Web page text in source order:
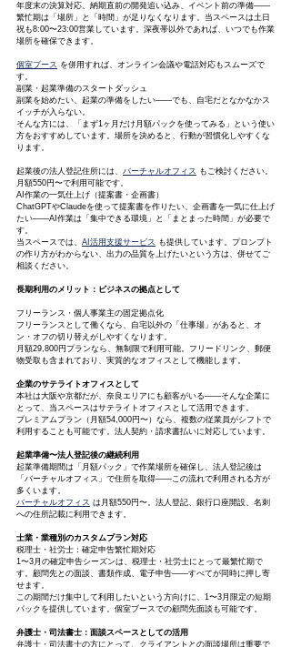
年度末の決算対応、納期直前の開発追い込み、イベント前の準備——
繁忙期は「場所」と「時間」が足りなくなります。当スペースは土日
祝も8:00〜23:00営業しています。深夜帯以外であれば、いつでも作業
場所を確保できます。
個室ブース を併用すれば、オンライン会議や電話対応もスムーズで
す。
副業・起業準備のスタートダッシュ
副業を始めたい、起業の準備をしたい——でも、自宅だとなかなかス
イッチが入らない。
そんな方には、「まず1ヶ月だけ月額パックを使ってみる」という使い
方をおすすめしています。場所を決めると、行動が習慣化しやすくな
ります。
起業後の法人登記住所には、 バーチャルオフィス もご検討ください。
月額550円〜で利用可能です。
AI作業の一気仕上げ（提案書・企画書）
ChatGPTやClaudeを使って提案書を作りたい、企画書を一気に仕上げ
たい——AI作業は「集中できる環境」と「まとまった時間」が必要で
す。
当スペースでは、 AI活用支援サービス も提供しています。プロンプト
の作り方がわからない、出力の品質を上げたいという方は、併せてご
相談ください。
長期利用のメリット：ビジネスの拠点として
フリーランス・個人事業主の固定拠点化
フリーランスとして働くなら、自宅以外の「仕事場」があると、オ
ン・オフの切り替えがしやすくなります。
月額29,800円プランなら、無制限で利用可能。フリードリンク、郵便
物受取も含まれており、実質的なオフィスとして機能します。
企業のサテライトオフィスとして
本社は大阪や京都だが、奈良エリアにも顧客がいる——そんな企業に
とって、当スペースはサテライトオフィスとして活用できます。
プレミアムプラン（月額54,000円〜）なら、複数の従業員がシフトで
利用することも可能です。法人契約・請求書払いに対応しています。
起業準備〜法人登記後の継続利用
起業準備期間は「月額パック」で作業場所を確保し、法人登記後は
「バーチャルオフィス」で住所を取得——この流れで利用される方が
多くいます。
バーチャルオフィス は月額550円〜。法人登記、銀行口座開設、名刺
への住所記載に利用できます。
士業・業種別のカスタムプラン対応
税理士・社労士：確定申告繁忙期対応
1〜3月の確定申告シーズンは、税理士・社労士にとって最繁忙期で
す。顧問先との面談、書類作成、電子申告——すべてが同時に押し寄
せます。
この期間だけ集中して利用したいという方向けに、1〜3月限定の短期
パックを提供しています。個室ブースでの顧問先面談も可能です。
弁護士・司法書士：面談スペースとしての活用
弁護士・司法書士の方にとって、クライアントとの面談場所は重要で